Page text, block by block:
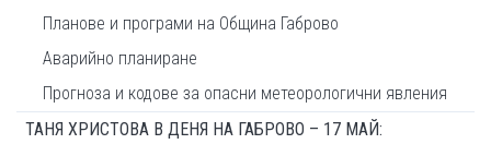
Планове и програми на Община Габрово
Аварийно планиране
Прогноза и кодове за опасни метеорологични явления
ТАНЯ ХРИСТОВА В ДЕНЯ НА ГАБРОВО – 17 МАЙ: